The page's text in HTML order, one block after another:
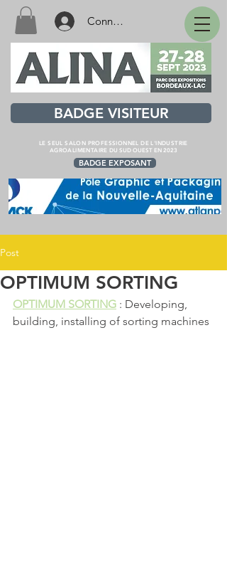
BADGE VISITEUR
Connexion
LE SEUL SALON PROFESSIONNEL DE L'INDUSTRIE
AGROALIMENTAIRE DU SUD OUEST EN 2023
BADGE EXPOSANT
Post
OPTIMUM SORTING
OPTIMUM SORTING : Developing,
building, installing of sorting machines